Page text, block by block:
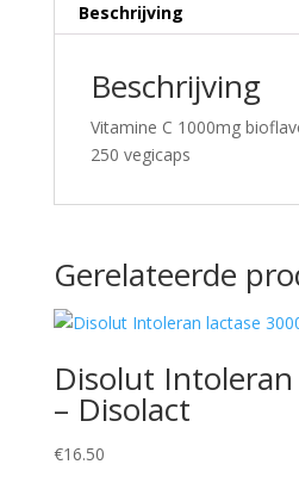
Beschrijving
Beschrijving
Vitamine C 1000mg
250 vegicaps
Gerelateerde
Disolut
– Disolact
€16.50